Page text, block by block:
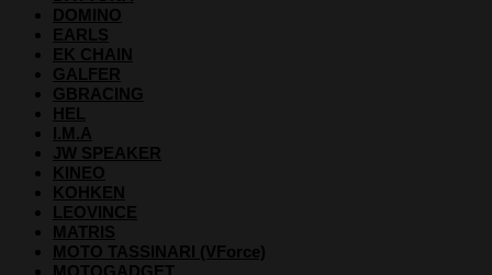
DOMINO
EARLS
EK CHAIN
GALFER
GBRACING
HEL
I.M.A
JW SPEAKER
KINEO
KOHKEN
LEOVINCE
MATRIS
MOTO TASSINARI (VForce)
MOTOGADGET